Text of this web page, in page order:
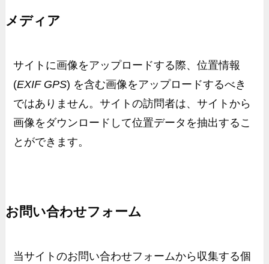
メディア
サイトに画像をアップロードする際、位置情報
(EXIF GPS) を含む画像をアップロードするべき
ではありません。サイトの訪問者は、サイトから
画像をダウンロードして位置データを抽出するこ
とができます。
お問い合わせフォーム
当サイトのお問い合わせフォームから収集する個